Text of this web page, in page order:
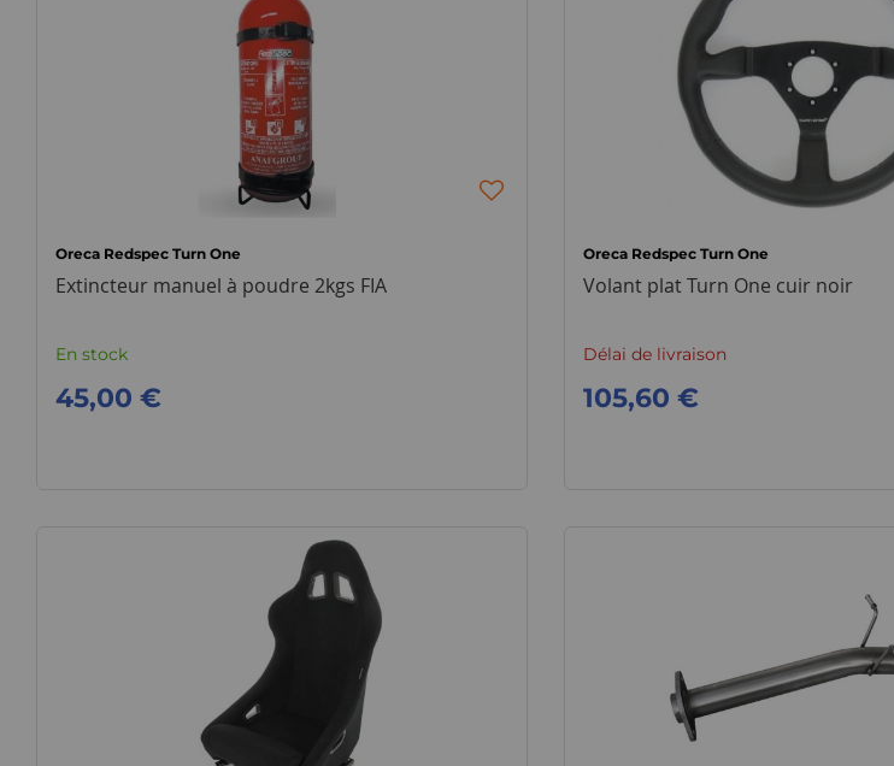
Oreca Redspec Turn One
Extincteur manuel à poudre 2kgs FIA
En stock
45,00 €
Oreca Redspec Turn One
Volant plat Turn One cuir noir
Délai de livraison
105,60 €